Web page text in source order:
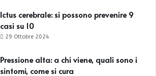
Ictus cerebrale: si possono prevenire 9
casi su 10
29 Ottobre 2024
Pressione alta: a chi viene, quali sono i
sintomi, come si cura